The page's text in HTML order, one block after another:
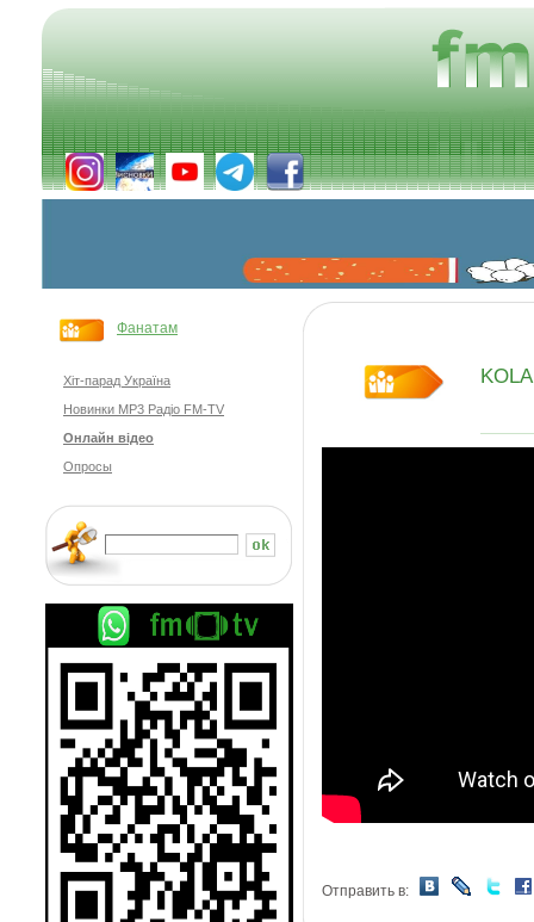
Фанатам
Хіт-парад Україна
Новинки MP3 Радіо FM-TV
Онлайн відео
Опросы
Отправить в: